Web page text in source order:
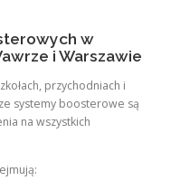
w
i Warszawie
przychodniach i
systemy boosterowe są
na wszystkich